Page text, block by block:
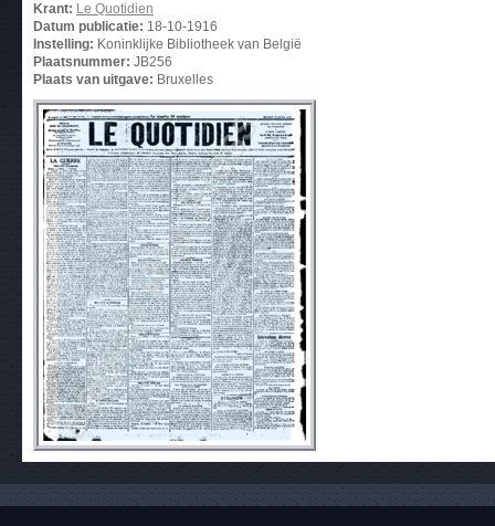
Krant: Le Quotidien
Datum publicatie: 18-10-1916
Instelling: Koninklijke Bibliotheek van België
Plaatsnummer: JB256
Plaats van uitgave: Bruxelles